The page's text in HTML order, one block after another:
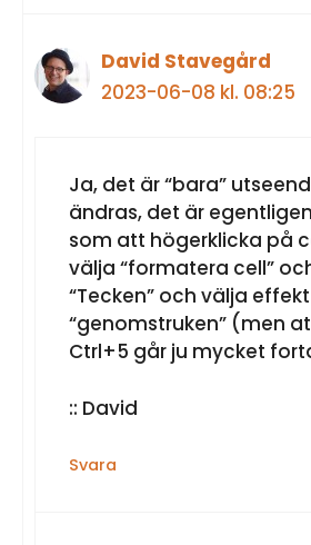
David Stavegård
2023-06-08 kl. 08:25
Ja, det är “bara”
ändras, det är
som att högerklicka på
välja “formatera cell”
“Tecken” och välja effekt
“genomstruken” (men
Ctrl+5 går ju mycket
:: David
Svara